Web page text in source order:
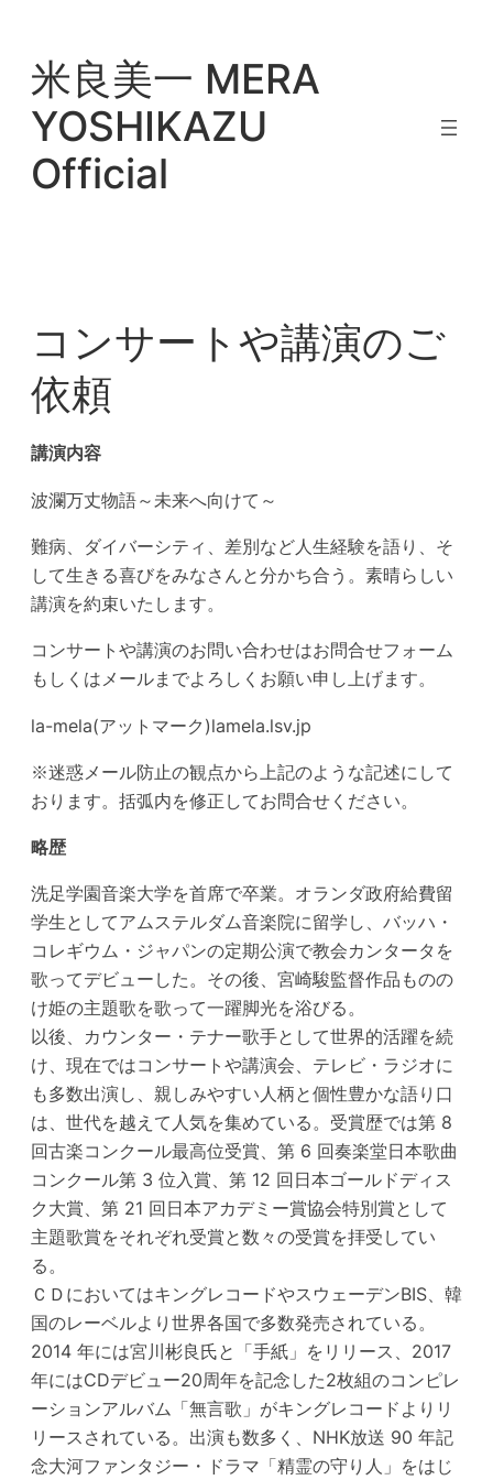
米良美一 MERA
YOSHIKAZU
Official
コンサートや講演のご
依頼
講演内容
波瀾万丈物語～未来へ向けて～
難病、ダイバーシティ、差別など人生経験を語り、そ
して生きる喜びをみなさんと分かち合う。素晴らしい
講演を約束いたします。
コンサートや講演のお問い合わせはお問合せフォーム
もしくはメールまでよろしくお願い申し上げます。
la-mela(アットマーク)lamela.lsv.jp
※迷惑メール防止の観点から上記のような記述にして
おります。括弧内を修正してお問合せください。
略歴
洗足学園音楽大学を首席で卒業。オランダ政府給費留
学生としてアムステルダム音楽院に留学し、バッハ・
コレギウム・ジャパンの定期公演で教会カンタータを
歌ってデビューした。その後、宮崎駿監督作品ものの
け姫の主題歌を歌って一躍脚光を浴びる。
以後、カウンター・テナー歌手として世界的活躍を続
け、現在ではコンサートや講演会、テレビ・ラジオに
も多数出演し、親しみやすい人柄と個性豊かな語り口
は、世代を越えて人気を集めている。受賞歴では第 8
回古楽コンクール最高位受賞、第 6 回奏楽堂日本歌曲
コンクール第 3 位入賞、第 12 回日本ゴールドディス
ク大賞、第 21 回日本アカデミー賞協会特別賞として
主題歌賞をそれぞれ受賞と数々の受賞を拝受してい
る。
ＣＤにおいてはキングレコードやスウェーデンBIS、韓
国のレーベルより世界各国で多数発売されている。
2014 年には宮川彬良氏と「手紙」をリリース、2017
年にはCDデビュー20周年を記念した2枚組のコンピレ
ーションアルバム「無言歌」がキングレコードよりリ
リースされている。出演も数多く、NHK放送 90 年記
念大河ファンタジー・ドラマ「精霊の守り人」をはじ